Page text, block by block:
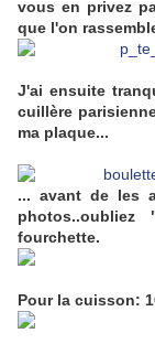
vous en privez
que l'on
J'ai ensuite
cuillère
ma plaque...
... avant de les
fourchette.
Pour la cuisson: